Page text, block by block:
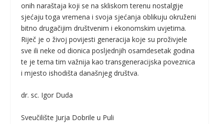
onih naraštaja koji se na skliskom terenu nostalgije
sjećaju toga vremena i svoja sjećanja oblikuju okruženi
bitno drugačijim društvenim i ekonomskim uvjetima.
Riječ je o živoj povijesti generacija koje su proživjele
sve ili neke od dionica posljednjih osamdesetak godina
te je tema tim važnija kao transgeneracijska poveznica
i mjesto ishodišta današnjeg društva.
dr. sc. Igor Duda
Sveučilište Jurja Dobrile u Puli